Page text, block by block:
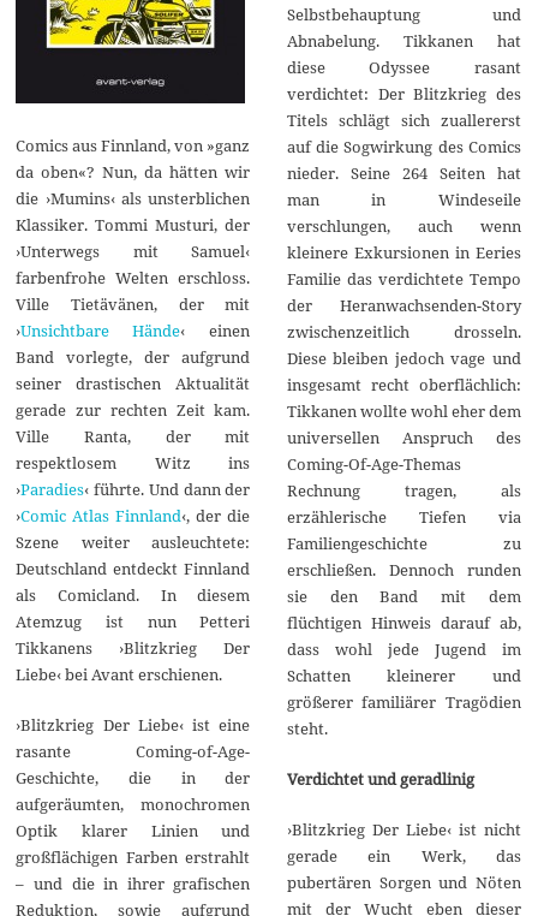
Comics aus Finnland, von »ganz
da oben«? Nun, da hätten wir
die ›Mumins‹ als unsterblichen
Klassiker. Tommi Musturi, der
›Unterwegs mit Samuel‹
farbenfrohe Welten erschloss.
Ville Tietävänen, der mit
›Unsichtbare Hände‹ einen
Band vorlegte, der aufgrund
seiner drastischen Aktualität
gerade zur rechten Zeit kam.
Ville Ranta, der mit
respektlosem Witz ins
›Paradies‹ führte. Und dann der
›Comic Atlas Finnland‹, der die
Szene weiter ausleuchtete:
Deutschland entdeckt Finnland
als Comicland. In diesem
Atemzug ist nun Petteri
Tikkanens ›Blitzkrieg Der
Liebe‹ bei Avant erschienen.
›Blitzkrieg Der Liebe‹ ist eine
rasante Coming-of-Age-
Geschichte, die in der
aufgeräumten, monochromen
Optik klarer Linien und
großflächigen Farben erstrahlt
– und die in ihrer grafischen
Reduktion, sowie aufgrund
Selbstbehauptung und
Abnabelung. Tikkanen hat
diese Odyssee rasant
verdichtet: Der Blitzkrieg des
Titels schlägt sich zuallererst
auf die Sogwirkung des Comics
nieder. Seine 264 Seiten hat
man in Windeseile
verschlungen, auch wenn
kleinere Exkursionen in Eeries
Familie das verdichtete Tempo
der Heranwachsenden-Story
zwischenzeitlich drosseln.
Diese bleiben jedoch vage und
insgesamt recht oberflächlich:
Tikkanen wollte wohl eher dem
universellen Anspruch des
Coming-Of-Age-Themas
Rechnung tragen, als
erzählerische Tiefen via
Familiengeschichte zu
erschließen. Dennoch runden
sie den Band mit dem
flüchtigen Hinweis darauf ab,
dass wohl jede Jugend im
Schatten kleinerer und
größerer familiärer Tragödien
steht.
Verdichtet und geradlinig
›Blitzkrieg Der Liebe‹ ist nicht
gerade ein Werk, das
pubertären Sorgen und Nöten
mit der Wucht eben dieser